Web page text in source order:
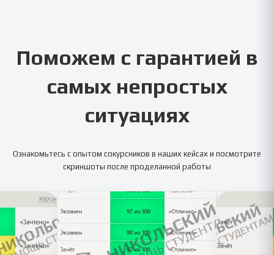
Поможем с гарантией в
самых непростых
ситуациях
Ознакомьтесь с опытом сокурсников в наших кейсах и посмотрите
скриншоты после проделанной работы